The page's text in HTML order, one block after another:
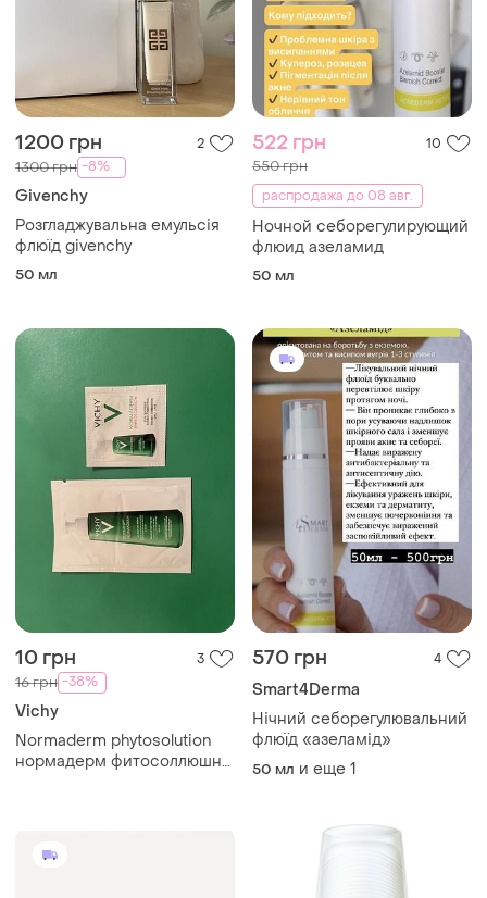
1200 грн 2
1300 грн -8%
Givenchy
Розгладжувальна емульсія
флюїд givenchy
50 мл
522 грн 10
550 грн
распродажа до 08 авг.
Ночной себорегулирующий
флюид азеламид
50 мл
10 грн 3
16 грн -38%
Vichy
Normaderm phytosolution
нормадерм фитосоллюшн
570 грн 4
Smart4Derma
Нічний себорегулювальний
флюїд «азеламід»
50 мл и еще 1